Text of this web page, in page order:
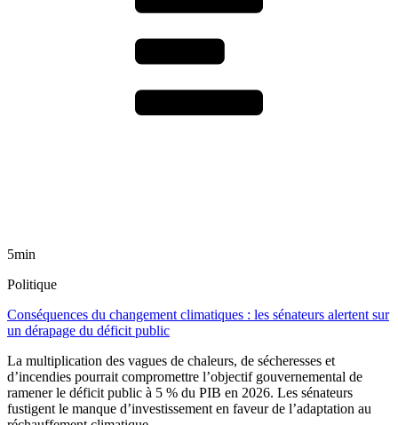
5min
Politique
Conséquences du changement climatiques : les sénateurs alertent sur
un dérapage du déficit public
La multiplication des vagues de chaleurs, de sécheresses et
d’incendies pourrait compromettre l’objectif gouvernemental de
ramener le déficit public à 5 % du PIB en 2026. Les sénateurs
fustigent le manque d’investissement en faveur de l’adaptation au